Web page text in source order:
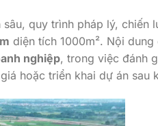
quy trình pháp lý, chiến
diện tích 1000m². Nội
nghiệp, trong việc đánh
hoặc triển khai dự án sau